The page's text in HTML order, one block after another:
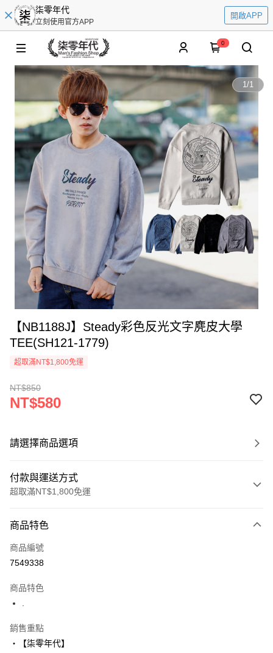
柒零年代
立刻使用官方APP
開啟APP
0
1/1
【NB1188J】Steady彩色反光文字麂皮大學
TEE(SH121-1779)
超取滿NT$1,800免運
NT$850
NT$580
請選擇商品選項
付款與運送方式
超取滿NT$1,800免運
信用卡一次付款
超商取貨付款
街口支付
悠遊付
商品特色
商品編號
7549338
商品特色
銷售重點
‧【柒零年代】